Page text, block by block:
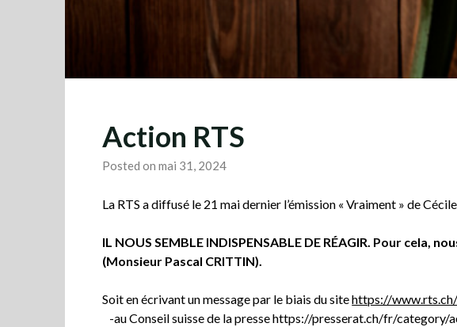
Action RTS
Posted on mai 31, 2024
La RTS a diffusé le 21 mai dernier l’émission « Vraiment » de
IL NOUS SEMBLE INDISPENSABLE DE RÉAGIR. Pour
(Monsieur Pascal CRITTIN).
Soit en écrivant un message par le biais du sitehttps://
-au Conseil suisse de la presse https://presserat.ch/fr/category/